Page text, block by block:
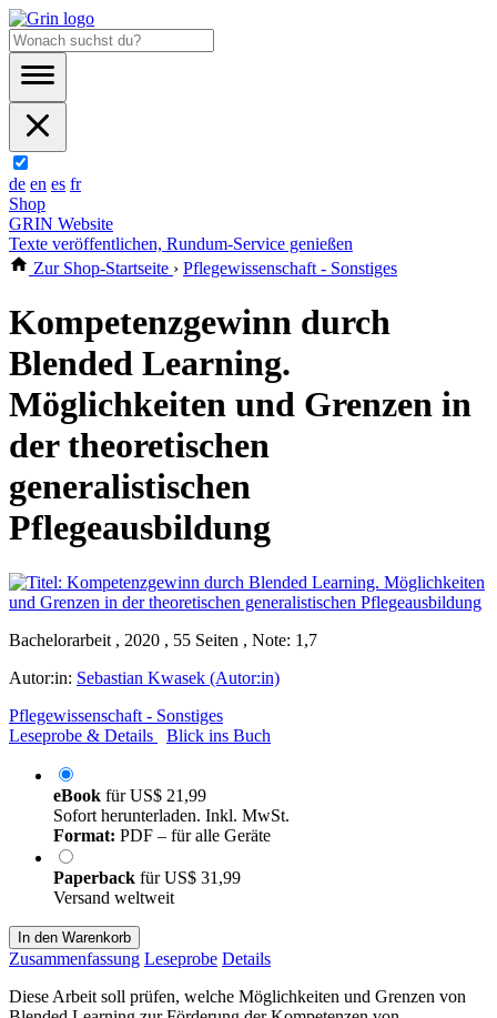
de en es fr
Shop
GRIN Website
Texte veröffentlichen, Rundum-Service genießen
Zur Shop-Startseite › Pflegewissenschaft - Sonstiges
Kompetenzgewinn durch
Blended Learning.
Möglichkeiten und Grenzen in
der theoretischen
generalistischen
Pflegeausbildung
Bachelorarbeit , 2020 , 55 Seiten , Note: 1,7
Autor:in: Sebastian Kwasek (Autor:in)
Pflegewissenschaft - Sonstiges
Leseprobe & Details
Blick ins Buch
eBook fürUS$ 21,99
Sofort herunterladen. Inkl. MwSt.
Format: PDF – für alle Geräte
Paperback fürUS$ 31,99
Versand weltweit
In den Warenkorb
Zusammenfassung Leseprobe Details
Diese Arbeit soll prüfen, welche Möglichkeiten und Grenzen von